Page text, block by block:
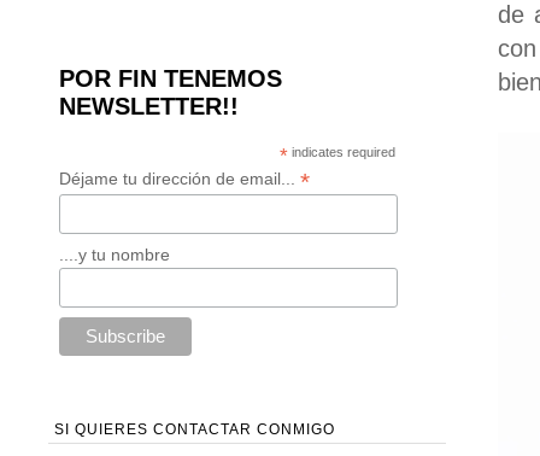
de
POR FIN TENEMOS
NEWSLETTER!!
* indicates required
Déjame tu dirección de email... *
....y tu nombre
SI QUIERES CONTACTAR CONMIGO